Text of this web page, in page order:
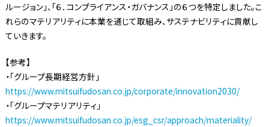
ルージョン」、「６．コンプライアンス・ガバナンス」の６つを特定しました。こ
れらのマテリアリティに本業を通じて取組み、サステナビリティに貢献し
ていきます。
【参考】
・「グループ長期経営方針」
https://www.mitsuifudosan.co.jp/corporate/innovation2030/
・「グループマテリアリティ」
https://www.mitsuifudosan.co.jp/esg_csr/approach/materiality/